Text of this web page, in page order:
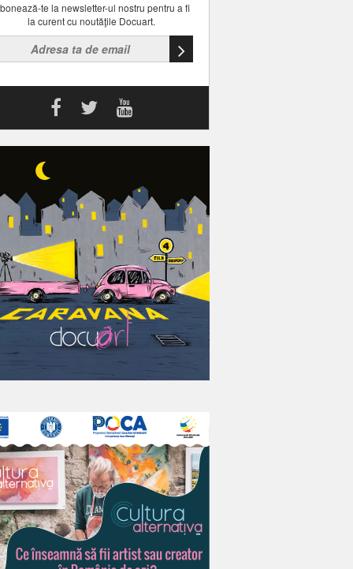
te la newsletter-ul nostru pentru a fi
la curent cu noutăţile Docuart.